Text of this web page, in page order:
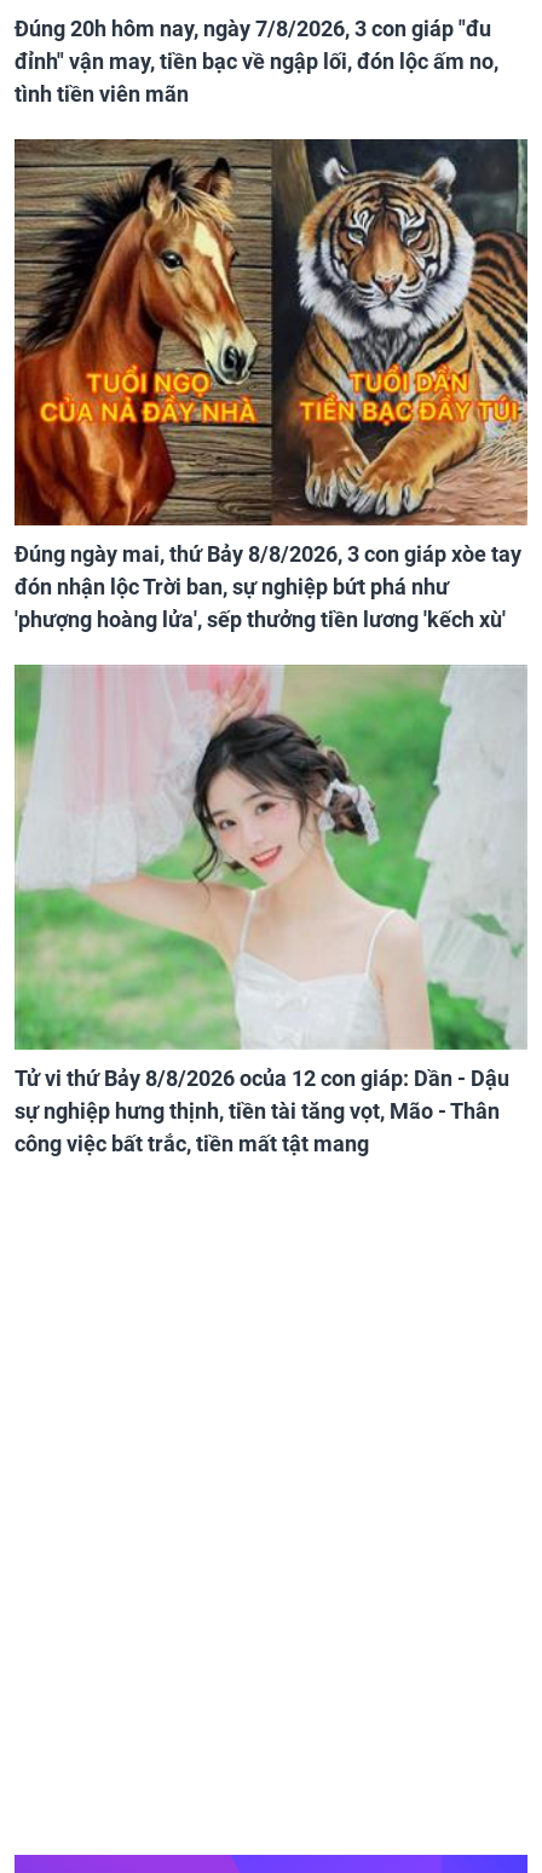
Đúng 20h hôm nay, ngày 7/8/2026, 3 con giáp "đu
đỉnh" vận may, tiền bạc về ngập lối, đón lộc ấm no,
tình tiền viên mãn
Đúng ngày mai, thứ Bảy 8/8/2026, 3 con giáp xòe tay
đón nhận lộc Trời ban, sự nghiệp bứt phá như
'phượng hoàng lửa', sếp thưởng tiền lương 'kếch xù'
Tử vi thứ Bảy 8/8/2026 ocủa 12 con giáp: Dần - Dậu
sự nghiệp hưng thịnh, tiền tài tăng vọt, Mão - Thân
công việc bất trắc, tiền mất tật mang